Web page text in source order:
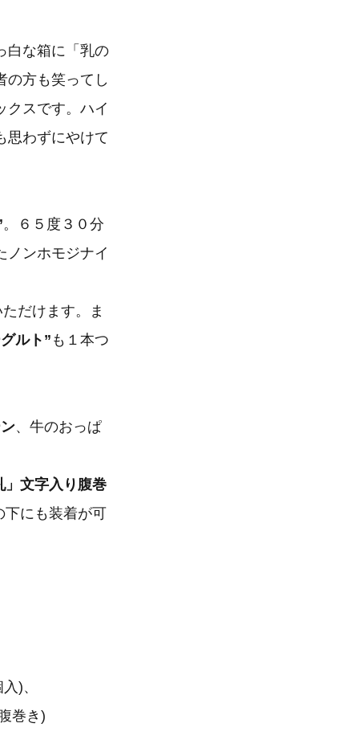
白な箱に「乳の
の方も笑ってし
クスです。ハイ
思わずにやけて
。６５度３０分
ノンホモジナイ
だけます。ま
ルト” も１本つ
、牛のおっぱ
文字入り腹巻
下にも装着が可
)、
巻き)